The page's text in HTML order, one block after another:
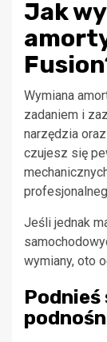
Jak
Wymiana
zadaniem i
narzędzia
czujesz się
Jeśli jednak
wymiany, oto
Podnieś